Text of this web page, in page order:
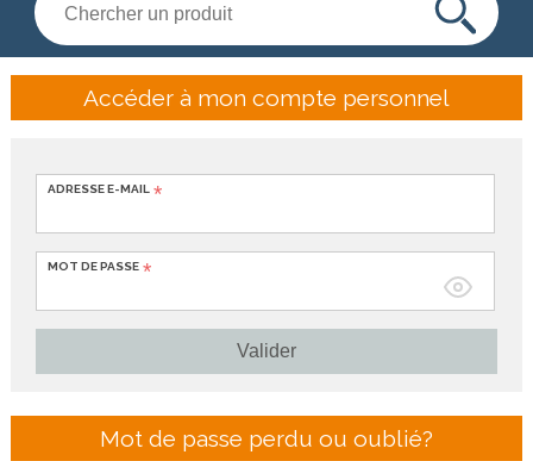
Accéder à mon compte personnel
ADRESSE E-MAIL
MOT DE PASSE
Mot de passe perdu ou oublié?